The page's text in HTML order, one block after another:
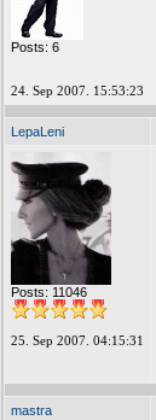
Posts: 6
24. Sep 2007. 15:53:23
LepaLeni
Posts: 11046
25. Sep 2007. 04:15:31
mastra